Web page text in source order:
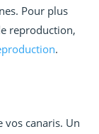
Pour plus
reproduction,
.
vos canaris. Un